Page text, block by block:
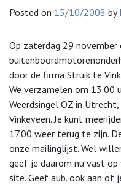
Posted on 15/10/2008 by
Op zaterdag 29 november
door de firma Struik te
We verzamelen om 13.00
Weerdsingel OZ in
Vinkeveen. Je kunt
17.00 weer terug te zijn.
onze mailinglijst. Wel
geef je daarom nu vast op
site. Geef aub. ook aan